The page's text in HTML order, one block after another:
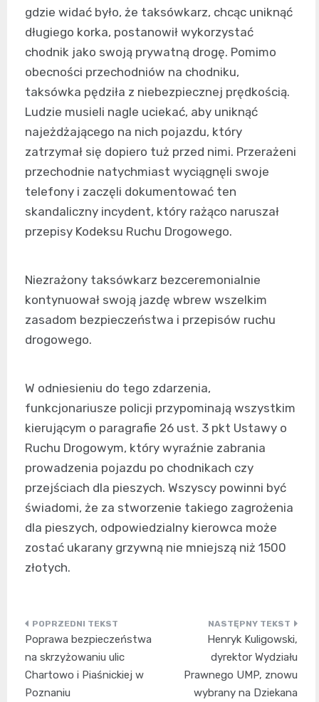
gdzie widać było, że taksówkarz, chcąc uniknąć
długiego korka, postanowił wykorzystać
chodnik jako swoją prywatną drogę. Pomimo
obecności przechodniów na chodniku,
taksówka pędziła z niebezpiecznej prędkością.
Ludzie musieli nagle uciekać, aby uniknąć
najeżdżającego na nich pojazdu, który
zatrzymał się dopiero tuż przed nimi. Przerażeni
przechodnie natychmiast wyciągnęli swoje
telefony i zaczęli dokumentować ten
skandaliczny incydent, który rażąco naruszał
przepisy Kodeksu Ruchu Drogowego.
Niezrażony taksówkarz bezceremonialnie
kontynuował swoją jazdę wbrew wszelkim
zasadom bezpieczeństwa i przepisów ruchu
drogowego.
W odniesieniu do tego zdarzenia,
funkcjonariusze policji przypominają wszystkim
kierującym o paragrafie 26 ust. 3 pkt Ustawy o
Ruchu Drogowym, który wyraźnie zabrania
prowadzenia pojazdu po chodnikach czy
przejściach dla pieszych. Wszyscy powinni być
świadomi, że za stworzenie takiego zagrożenia
dla pieszych, odpowiedzialny kierowca może
zostać ukarany grzywną nie mniejszą niż 1500
złotych.
Nawigacja
wpisu
Poprawa bezpieczeństwa
na skrzyżowaniu ulic
Chartowo i Piaśnickiej w
Poznaniu
Henryk Kuligowski,
dyrektor Wydziału
Prawnego UMP, znowu
wybrany na Dziekana